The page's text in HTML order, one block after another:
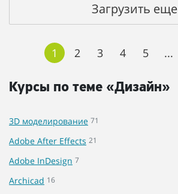
Загрузить еще
1 2 3 4 5 ...
Курсы по теме «Дизайн»
3D моделирование 71
Adobe After Effects 21
Adobe InDesign 7
Archicad 16